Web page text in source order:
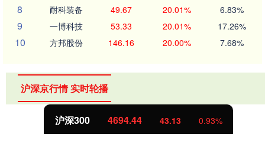
8 耐科装备 49.67 20.01% 6.83%
9 一博科技 53.33 20.01% 17.26%
10 方邦股份 146.16 20.00% 7.68%
沪深京行情 实时轮播
沪深300 4694.44 43.13 0.93%